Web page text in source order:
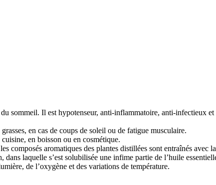
du sommeil. Il est hypotenseur, anti-inflammatoire, anti-infectieux
en cas de coups de soleil ou de fatigue musculaire.
en boisson ou en cosmétique.
aromatiques des plantes distillées sont entraînés avec
laquelle s’est solubilisée une infime partie de l’huile
de l’oxygène et des variations de température.